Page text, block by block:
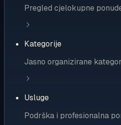
Pregled cjelokupne
Kategorije
Jasno organizirane
Usluge
Podrška i profesionalna